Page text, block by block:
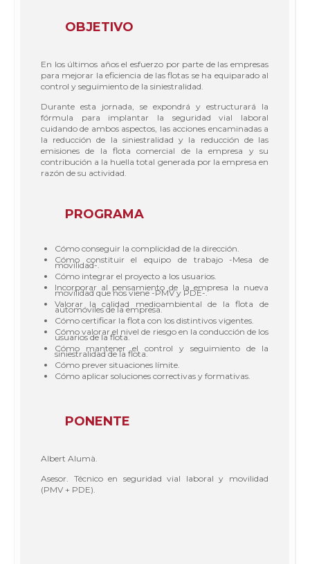
OBJETIVO
En los últimos años el esfuerzo por parte de las empresas
para mejorar la eficiencia de las flotas se ha equiparado al
control y seguimiento de la siniestralidad.
Durante esta jornada, se expondrá y estructurará la
fórmula para implantar la seguridad vial laboral
cuidando de ambos aspectos, las acciones encaminadas a
la reducción de la siniestralidad y la reducción de las
emisiones de la flota comercial de la empresa y su
contribución a la huella total generada por la empresa en
razón de su actividad.
PROGRAMA
Cómo conseguir la complicidad de la dirección.
Cómo constituir el equipo de trabajo -Mesa de
movilidad-.
Cómo integrar el proyecto a los usuarios.
Incorporar al pensamiento de la empresa la nueva
movilidad que nos viene -PMV y PDE-.
Valorar la calidad medioambiental de la flota de
automóviles de la empresa.
Cómo certificar la flota con los distintivos vigentes.
Cómo valorar el nivel de riesgo en la conducción de los
usuarios de la flota.
Cómo mantener el control y seguimiento de la
siniestralidad de la flota.
Cómo prever situaciones límite.
Cómo aplicar soluciones correctivas y formativas.
PONENTE
Albert Alumà.
Asesor. Técnico en seguridad vial laboral y movilidad
(PMV + PDE).